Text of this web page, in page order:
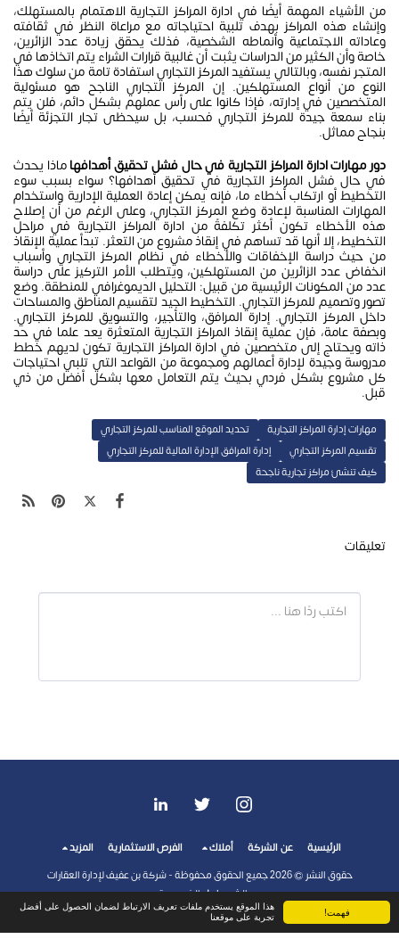
فهمت!
هذا الموقع يستخدم ملفات تعريف الارتباط لضمان الحصول على أفضل
تجربة على موقعنا
من الأشياء المهمة أيضًا في ادارة المراكز التجارية الاهتمام بالمستهلك،
وإنشاء هذه المراكز بهدف تلبية احتياجاته مع مراعاة النظر في ثقافته
وعاداته الاجتماعية وأنماطه الشخصية، فذلك يحقق زيادة عدد الزائرين،
خاصة وأن الكثير من الدراسات يثبت أن غالبية قرارات الشراء يتم اتخاذها في
المتجر نفسه، وبالتالي يستفيد المركز التجاري استفادة تامة من سلوك هذا
النوع من أنواع المستهلكين. إن المركز التجاري الناجح هو مسئولية
المتخصصين في إدارته، فإذا كانوا على رأس عملهم بشكل دائم، فلن يتم
بناء سمعة جيدة للمركز التجاري فحسب، بل سيحظى تجار التجزئة أيضًا
بنجاح مماثل.
دور مهاراتادارة المراكز التجاريةفي حال فشل تحقيق أهدافهاماذا يحدث
في حال فشل المراكز التجارية في تحقيق أهدافها؟ سواء بسبب سوء
التخطيط أو ارتكاب أخطاء ما، فإنه يمكن إعادة العملية الإدارية واستخدام
المهارات المناسبة لإعادة وضع المركز التجاري، وعلى الرغم من أن إصلاح
هذه الأخطاء تكون أكثر تكلفةً من ادارة المراكز التجارية في مراحل
التخطيط، إلا أنها قد تساهم في إنقاذ مشروع من التعثر. تبدأ عملية الإنقاذ
من حيث دراسة الإخفاقات والأخطاء في نظام المركز التجاري وأسباب
انخفاض عدد الزائرين من المستهلكين، ويتطلب الأمر التركيز على دراسة
عدد من المكونات الرئيسية من قبيل: التحليل الديموغرافي للمنطقة. وضع
تصور وتصميم للمركز التجاري. التخطيط الجيد لتقسيم المناطق والمساحات
داخل المركز التجاري. إدارة المرافق، والتأجير، والتسويق للمركز التجاري.
وبصفة عامة، فإن عملية إنقاذ المراكز التجارية المتعثرة يعد علما في حد
ذاته ويحتاج إلى متخصصين في ادارة المراكز التجارية تكون لديهم خطط
مدروسة وجيدة لإدارة أعمالهم ومجموعة من القواعد التي تلبي احتياجات
كل مشروع بشكل فردي بحيث يتم التعامل معها بشكل أفضل من ذي
قبل.
مهارات إدارة المراكز التجارية
تحديد الموقع المناسب للمركز التجاري
تقسيم المركز التجاري
إدارة المرافق الإدارة المالية للمركز التجاري
كيف تنشئ مراكز تجارية ناجحة
تعليقات
الرئيسية عن الشركة أملاك الفرص الاستثمارية
المزيد
حقوق النشر © 2026 جميع الحقوق محفوظة -
شركة بن عفيف لإدارة العقارات
الشروط|الخصوصية